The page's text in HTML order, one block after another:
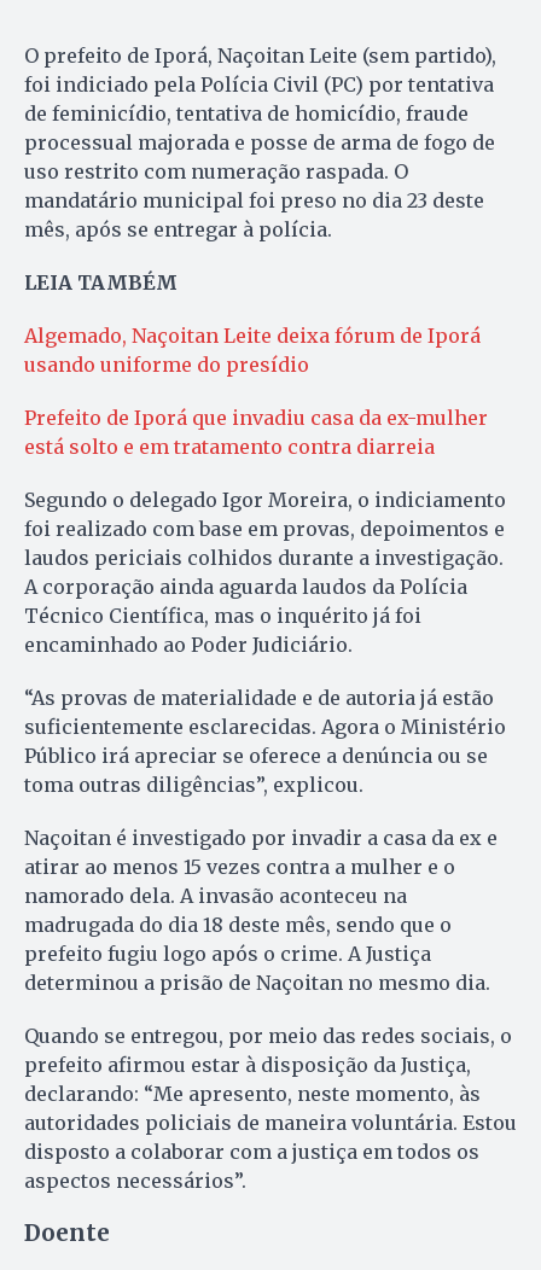
O prefeito de Iporá, Naçoitan Leite (sem partido),
foi indiciado pela Polícia Civil (PC) por tentativa
de feminicídio, tentativa de homicídio, fraude
processual majorada e posse de arma de fogo de
uso restrito com numeração raspada. O
mandatário municipal foi preso no dia 23 deste
mês, após se entregar à polícia.
LEIA TAMBÉM
Algemado, Naçoitan Leite deixa fórum de Iporá
usando uniforme do presídio
Prefeito de Iporá que invadiu casa da ex-mulher
está solto e em tratamento contra diarreia
Segundo o delegado Igor Moreira, o indiciamento
foi realizado com base em provas, depoimentos e
laudos periciais colhidos durante a investigação.
A corporação ainda aguarda laudos da Polícia
Técnico Científica, mas o inquérito já foi
encaminhado ao Poder Judiciário.
“As provas de materialidade e de autoria já estão
suficientemente esclarecidas. Agora o Ministério
Público irá apreciar se oferece a denúncia ou se
toma outras diligências”, explicou.
Naçoitan é investigado por invadir a casa da ex e
atirar ao menos 15 vezes contra a mulher e o
namorado dela. A invasão aconteceu na
madrugada do dia 18 deste mês, sendo que o
prefeito fugiu logo após o crime. A Justiça
determinou a prisão de Naçoitan no mesmo dia.
Quando se entregou, por meio das redes sociais, o
prefeito afirmou estar à disposição da Justiça,
declarando: “Me apresento, neste momento, às
autoridades policiais de maneira voluntária. Estou
disposto a colaborar com a justiça em todos os
aspectos necessários”.
Doente